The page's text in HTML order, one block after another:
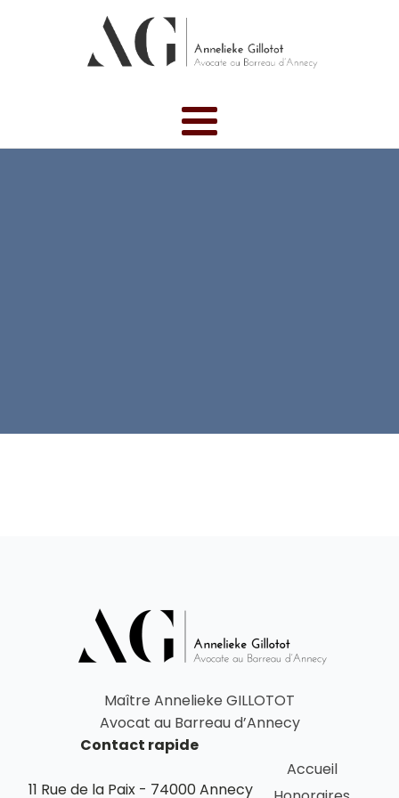
Maître Annelieke GILLOTOT
Avocat au Barreau d’Annecy
Contact rapide
11 Rue de la Paix - 74000 Annecy
Accueil